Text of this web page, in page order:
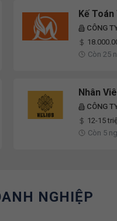
Kế
CÔNG
Còn 25
Nhân
CÔNG
12-15
Còn 5
NGHIỆP